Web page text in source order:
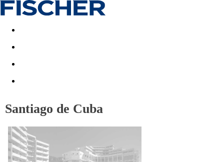
Last minute Dovolenkové kluby
Santiago de Cuba